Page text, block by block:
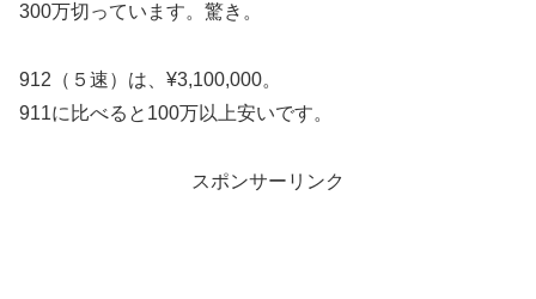
300万切っています。驚き。
912（５速）は、¥3,100,000。
911に比べると100万以上安いです。
スポンサーリンク